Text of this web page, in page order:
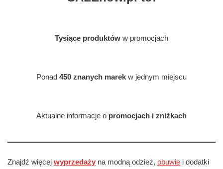
Tysiące produktów w promocjach
Ponad 450 znanych marek w jednym miejscu
Aktualne informacje o promocjach i zniżkach
Znajdź więcej wyprzedaży na modną odzież, obuwie i dodatki